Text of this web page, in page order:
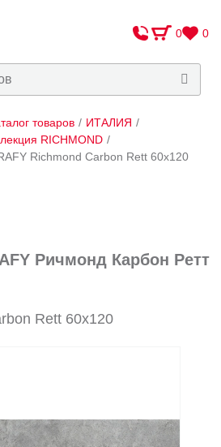
0 0
Заказать звонок
товаров / ИТАЛИЯ /
RICHMOND /
Richmond Carbon Rett 60x120
Ричмонд Карбон Ретт
Rett 60x120